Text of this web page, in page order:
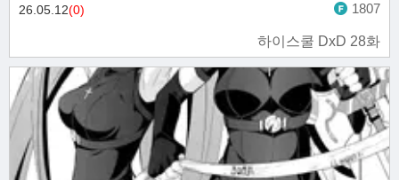
하이스쿨 DxD 28화
26.05.12(0) 1807